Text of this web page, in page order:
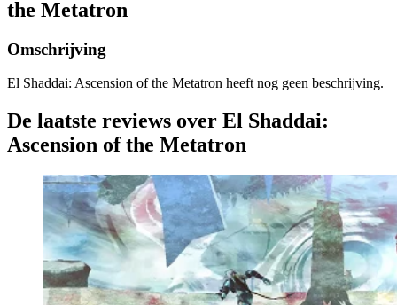
the Metatron
Omschrijving
El Shaddai: Ascension of the Metatron heeft nog geen beschrijving.
De laatste reviews over El Shaddai:
Ascension of the Metatron